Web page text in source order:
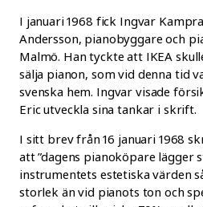
I januari 1968 fick Ingvar
Andersson, pianobyggare och
Malmö. Han tyckte att IKEA
sälja pianon, som vid denna tid
svenska hem. Ingvar visade
Eric utveckla sina tankar i skrift.
I sitt brev från 16 januari 1968
att ”dagens pianoköpare lägger
instrumentets estetiska värden
storlek än vid pianots ton och